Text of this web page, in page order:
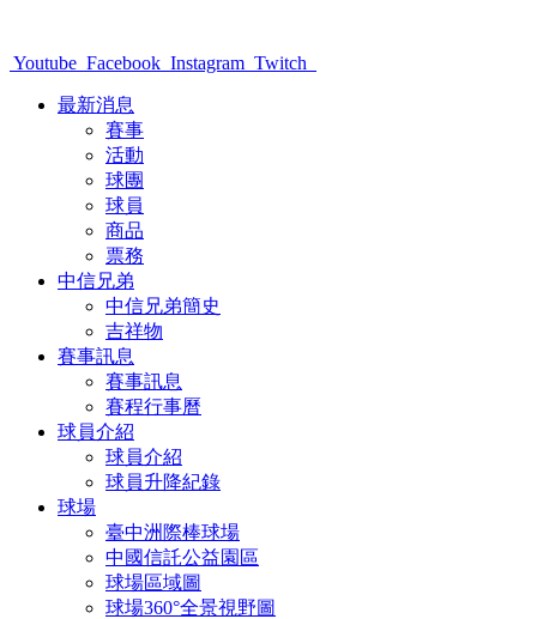
Youtube Facebook Instagram Twitch
最新消息
賽事
活動
球團
球員
商品
票務
中信兄弟
中信兄弟簡史
吉祥物
賽事訊息
賽事訊息
賽程行事曆
球員介紹
球員介紹
球員升降紀錄
球場
臺中洲際棒球場
中國信託公益園區
球場區域圖
球場360°全景視野圖